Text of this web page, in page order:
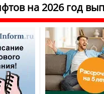
на 2026 год
Печать